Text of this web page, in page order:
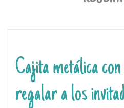
Cajita metálica
regalar a los